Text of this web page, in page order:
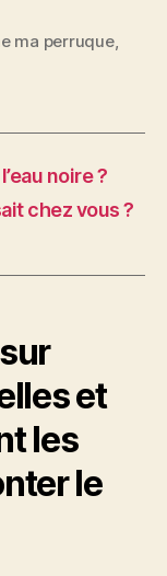
ma perruque,
noire ?
chez vous ?
et
les
le